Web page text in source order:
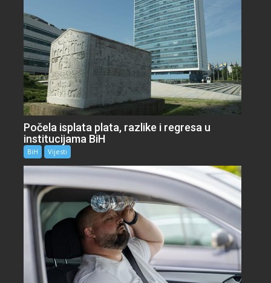
Počela isplata plata, razlike i regresa u
institucijama BiH
BiH Vijesti